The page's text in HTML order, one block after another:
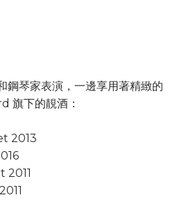
鋼琴家表演，一邊享用著精緻的
旗下的靚酒：
2013